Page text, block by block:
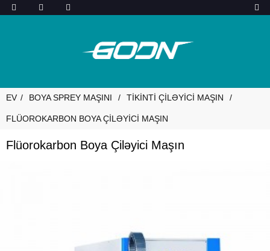
EV BOYA SPREY MAŞINI TIKINTI ÇILƏYICI MAŞIN
FLÜOROKARBON BOYA ÇILƏYICI MAŞIN
Flüorokarbon Boya Çiləyici Maşın